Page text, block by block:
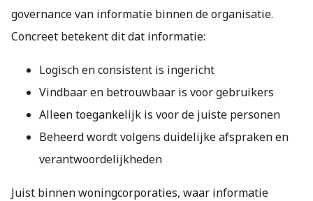
governance van informatie binnen de organisatie.
Concreet betekent dit dat informatie:
Logisch en consistent is ingericht
Vindbaar en betrouwbaar is voor gebruikers
Alleen toegankelijk is voor de juiste personen
Beheerd wordt volgens duidelijke afspraken en
verantwoordelijkheden
Juist binnen woningcorporaties, waar informatie